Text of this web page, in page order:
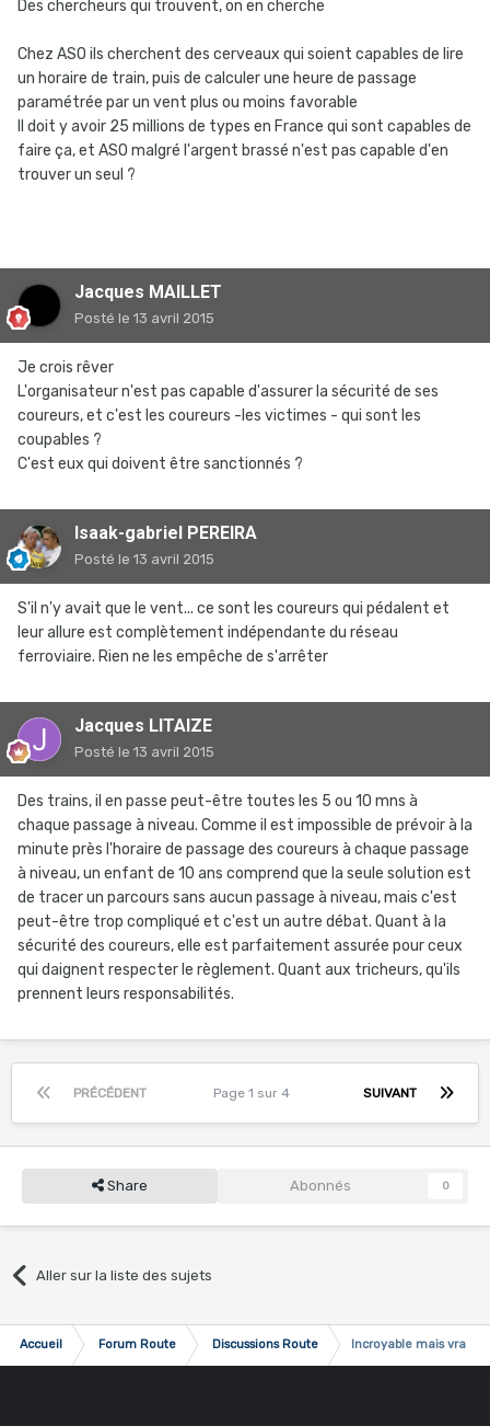
Des chercheurs qui trouvent, on en cherche
Chez ASO ils cherchent des cerveaux qui soient capables de lire
un horaire de train, puis de calculer une heure de passage
paramétrée par un vent plus ou moins favorable
Il doit y avoir 25 millions de types en France qui sont capables de
faire ça, et ASO malgré l'argent brassé n'est pas capable d'en
trouver un seul ?
Jacques MAILLET
Posté le 13 avril 2015
Je crois rêver
L'organisateur n'est pas capable d'assurer la sécurité de ses
coureurs, et c'est les coureurs -les victimes - qui sont les
coupables ?
C'est eux qui doivent être sanctionnés ?
Isaak-gabriel PEREIRA
Posté le 13 avril 2015
S'il n'y avait que le vent... ce sont les coureurs qui pédalent et
leur allure est complètement indépendante du réseau
ferroviaire. Rien ne les empêche de s'arrêter
Jacques LITAIZE
Posté le 13 avril 2015
Des trains, il en passe peut-être toutes les 5 ou 10 mns à
chaque passage à niveau. Comme il est impossible de prévoir à la
minute près l'horaire de passage des coureurs à chaque passage
à niveau, un enfant de 10 ans comprend que la seule solution est
de tracer un parcours sans aucun passage à niveau, mais c'est
peut-être trop compliqué et c'est un autre débat. Quant à la
sécurité des coureurs, elle est parfaitement assurée pour ceux
qui daignent respecter le règlement. Quant aux tricheurs, qu'ils
prennent leurs responsabilités.
PRÉCÉDENT SUIVANT
Page 1 sur 4
Share Abonnés 0
Aller sur la liste des sujets
Accueil Forum Route Discussions Route Incroyable mais vrai !